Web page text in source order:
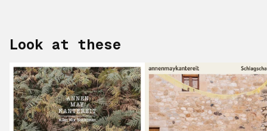
Look at these